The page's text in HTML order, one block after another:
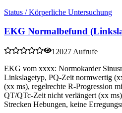
Status / Körperliche Untersuchung
EKG Normalbefund
12027 Aufrufe
EKG vom xxxx: Normokarder
Linkslagetyp, PQ-Zeit normwertig
(xx ms), regelrechte R-Progression
QT/QTc-Zeit nicht verlängert (xx
Strecken Hebungen, keine